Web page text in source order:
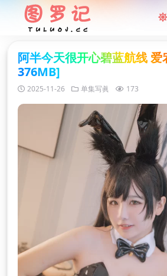
阿半今天很开心碧蓝航线 爱
376MB]
2025-11-26 单集写眞 173